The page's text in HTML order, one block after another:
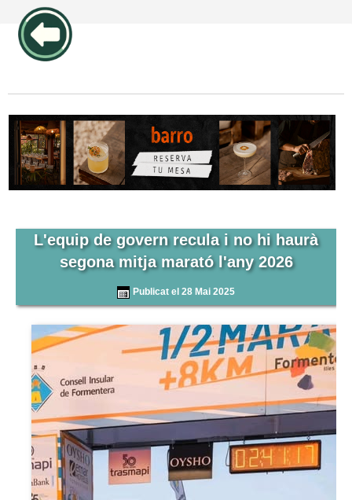
L'equip de govern recula i no hi haurà
segona mitja marató l'any 2026
Publicat el 28 Mai 2025